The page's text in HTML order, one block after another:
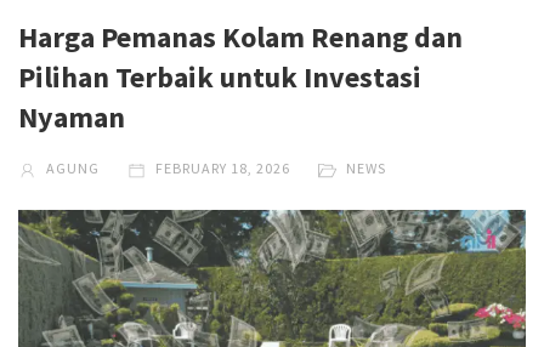
Harga Pemanas Kolam Renang dan
Pilihan Terbaik untuk Investasi
Nyaman
AGUNG FEBRUARY 18, 2026 NEWS